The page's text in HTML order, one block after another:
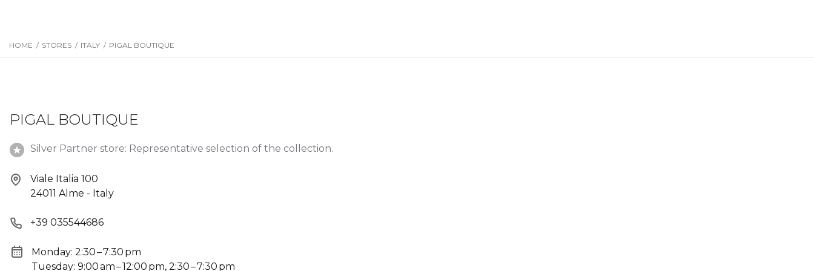
HOME / STORES / ITALY / PIGAL BOUTIQUE
PIGAL BOUTIQUE
Silver Partner store: Representative selection of the collection.
Viale Italia 100
24011 Alme - Italy
+39 035544686
Monday: 2:30 – 7:30 pm
Tuesday: 9:00 am – 12:00 pm, 2:30 – 7:30 pm